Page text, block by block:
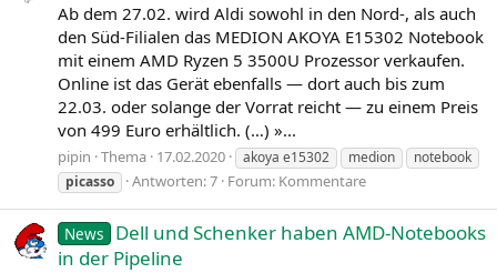
Ab dem 27.02. wird Aldi sowohl in den Nord‑, als auch
den Süd-Filialen das MEDION AKOYA E15302 Notebook
mit einem AMD Ryzen 5 3500U Prozessor verkaufen.
Online ist das Gerät ebenfalls — dort auch bis zum
22.03. oder solange der Vorrat reicht — zu einem Preis
von 499 Euro erhältlich. (…) »...
pipin Thema 17.02.2020 akoya e15302 medion
notebook
picasso
Antworten: 7 Forum: Kommentare
News
Dell und Schenker haben AMD-Notebooks
in der Pipeline